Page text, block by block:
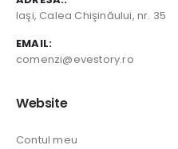
Iaşi, Calea Chişinăului, nr. 35
EMAIL:
comenzi@evestory.ro
Website
Contul meu